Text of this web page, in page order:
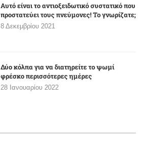
Αυτό είναι το αντιοξειδωτικό συστατικό που
προστατεύει τους πνεύμονες! Το γνωρίζατε;
8 Δεκεμβρίου 2021
Δύο κόλπα για να διατηρείτε το ψωμί
φρέσκο περισσότερες ημέρες
28 Ιανουαρίου 2022